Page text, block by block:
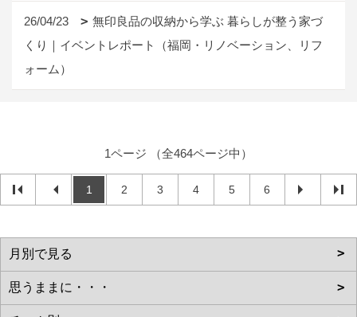
26/04/23
無印良品の収納から学ぶ 暮らしが整う家づ
くり｜イベントレポート（福岡・リノベーション、リフ
ォーム）
1ページ （全464ページ中）
1 2 3 4 5 6